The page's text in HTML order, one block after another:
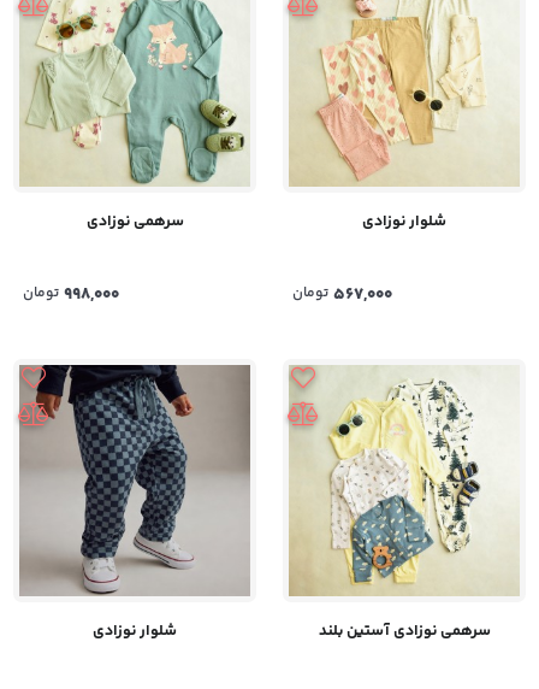
شلوار نوزادی
567,000 تومان
سرهمی نوزادی
998,000 تومان
سرهمی نوزادی آستین بلند شلوار نوزادی